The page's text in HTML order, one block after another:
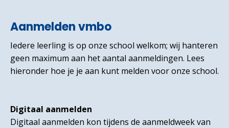
Aanmelden vmbo
Iedere leerling is op onze school welkom; wij hanteren
geen maximum aan het aantal aanmeldingen. Lees
hieronder hoe je je aan kunt melden voor onze school.
Digitaal aanmelden
Digitaal aanmelden kon tijdens de aanmeldweek van